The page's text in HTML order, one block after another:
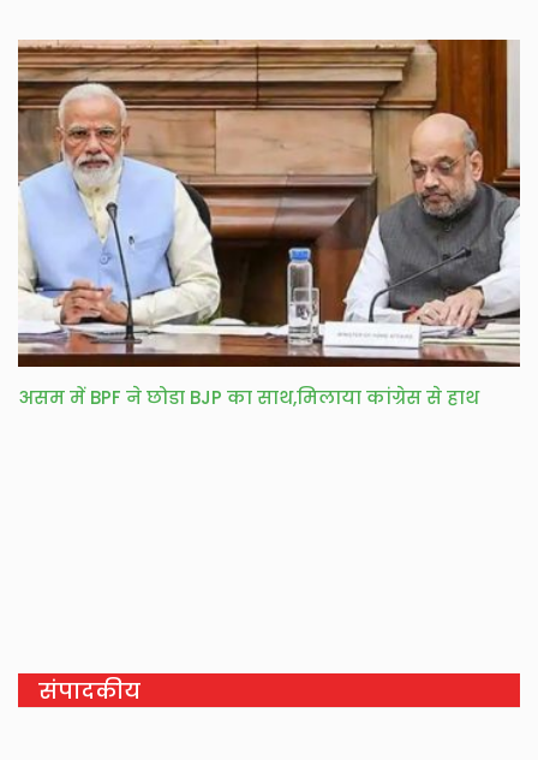
असम में BPF ने छोडा BJP का साथ,मिलाया कांग्रेस से हाथ
संपादकीय